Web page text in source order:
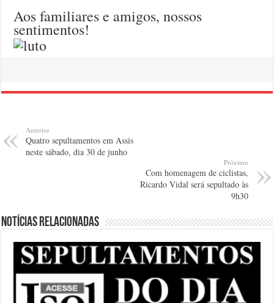
Aos familiares e amigos, nossos
sentimentos!
Anterior
Quatro sepultamentos em Assis
neste sábado, dia 30 de junho
Próximo
Com homenagem de ciclistas,
Ricardo Vidal será sepultado às
9h30
Notícias relacionadas